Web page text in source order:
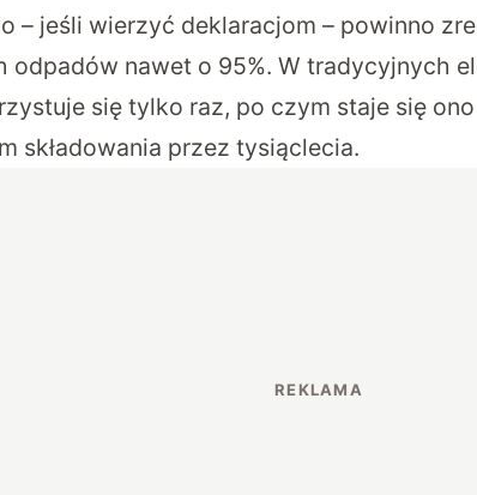
– jeśli wierzyć deklaracjom – powinno
odpadów nawet o 95%. W tradycyjnych
się tylko raz, po czym staje się ono
składowania przez tysiąclecia.